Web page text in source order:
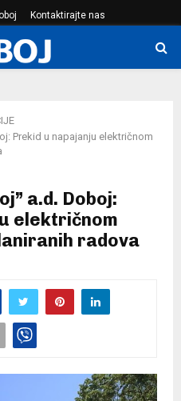
Kontaktirajte nas
Prekid u napajanju električnom
a.d. Doboj:
električnom
radova